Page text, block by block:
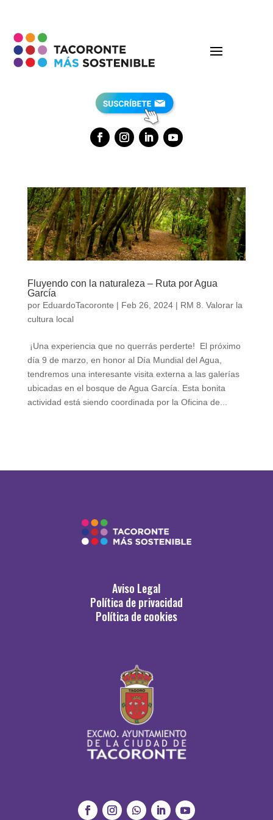
Fluyendo con la naturaleza – Ruta por Agua
García
por EduardoTacoronte | Feb 26, 2024| RM 8. Valorar la
cultura local
¡Una experiencia que no querrás perderte! El próximo
día 9 de marzo, en honor al Día Mundial del Agua,
tendremos una interesante visita externa a las galerías
ubicadas en el bosque de Agua García. Esta bonita
actividad está siendo coordinada por la Oficina de...
Aviso Legal
Política de privacidad
Política de cookies